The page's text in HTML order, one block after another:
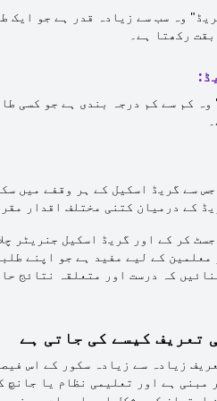
وہ سب سے زیادہ قدر ہے جو ایک
رکھتا ہے۔
کم سے کم درجہ بندی ہے جو کسی
سے گریڈ اسکیل کے ہر وقفے میں
کے درمیان کتنی مختلف اقدار
کر کے اور گریڈ اسکیل جنریٹر
معلمین کے لیے مفید ہے جو اپنے
کہ درست اور متعلقہ نتائج
تعریف کیسے کی جاتی ہے
زیادہ سے زیادہ سکور کے اس
مبنی ہے اور تعلیمی نظام یا